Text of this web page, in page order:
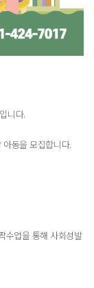
니다.
동을 모집합니다.
수업을 통해 사회성발